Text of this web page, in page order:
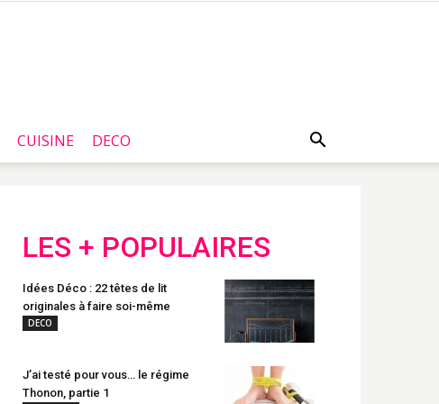
CUISINE DECO
LES + POPULAIRES
Idées Déco : 22 têtes de lit
originales à faire soi-même
DECO
J’ai testé pour vous… le régime
Thonon, partie 1